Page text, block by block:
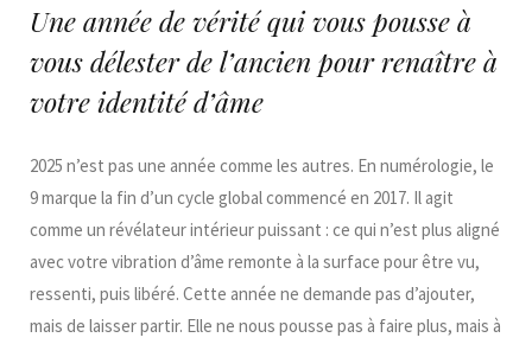
Une année de vérité qui vous pousse à
vous délester de l’ancien pour renaître à
votre identité d’âme
2025 n’est pas une année comme les autres. En numérologie, le
9 marque la fin d’un cycle global commencé en 2017. Il agit
comme un révélateur intérieur puissant : ce qui n’est plus aligné
avec votre vibration d’âme remonte à la surface pour être vu,
ressenti, puis libéré. Cette année ne demande pas d’ajouter,
mais de laisser partir. Elle ne nous pousse pas à faire plus, mais à